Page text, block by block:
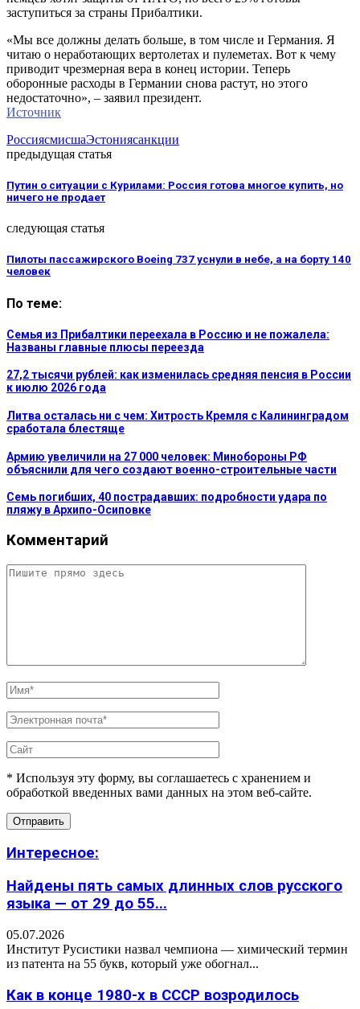
заступиться за страны Прибалтики.
«Мы все должны делать больше, в том числе и Германия. Я
читаю о неработающих вертолетах и пулеметах. Вот к чему
приводит чрезмерная вера в конец истории. Теперь
оборонные расходы в Германии снова растут, но этого
недостаточно», – заявил президент.
Источник
РоссиясмисшаЭстониясанкции
предыдущая статья
Путин о ситуации с Курилами: Россия готова многое купить, но
ничего не продает
следующая статья
Пилоты пассажирского Boeing 737 уснули в небе, а на борту 140
человек
По теме:
Семья из Прибалтики переехала в Россию и не пожалела:
Названы главные плюсы переезда
27,2 тысячи рублей: как изменилась средняя пенсия в России
к июлю 2026 года
Литва осталась ни с чем: Хитрость Кремля с Калининградом
сработала блестяще
Армию увеличили на 27 000 человек: Минобороны РФ
объяснили для чего создают военно-строительные части
Семь погибших, 40 пострадавших: подробности удара по
пляжу в Архипо-Осиповке
Комментарий
* Используя эту форму, вы соглашаетесь с хранением и
обработкой введенных вами данных на этом веб-сайте.
Интересное:
Найдены пять самых длинных слов русского
языка — от 29 до 55...
05.07.2026
Институт Русистики назвал чемпиона — химический термин
из патента на 55 букв, который уже обогнал...
Как в конце 1980-х в СССР возродилось